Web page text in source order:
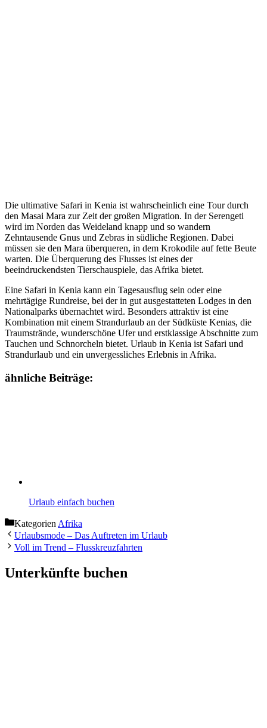
Die ultimative Safari in Kenia ist wahrscheinlich eine Tour durch
den Masai Mara zur Zeit der großen Migration. In der Serengeti
wird im Norden das Weideland knapp und so wandern
Zehntausende Gnus und Zebras in südliche Regionen. Dabei
müssen sie den Mara überqueren, in dem Krokodile auf fette Beute
warten. Die Überquerung des Flusses ist eines der
beeindruckendsten Tierschauspiele, das Afrika bietet.
Eine Safari in Kenia kann ein Tagesausflug sein oder eine
mehrtägige Rundreise, bei der in gut ausgestatteten Lodges in den
Nationalparks übernachtet wird. Besonders attraktiv ist eine
Kombination mit einem Strandurlaub an der Südküste Kenias, die
Traumstrände, wunderschöne Ufer und erstklassige Abschnitte zum
Tauchen und Schnorcheln bietet. Urlaub in Kenia ist Safari und
Strandurlaub und ein unvergessliches Erlebnis in Afrika.
ähnliche Beiträge:
Urlaub einfach buchen
Kategorien Afrika
Urlaubsmode – Das Auftreten im Urlaub
Voll im Trend – Flusskreuzfahrten
Unterkünfte buchen